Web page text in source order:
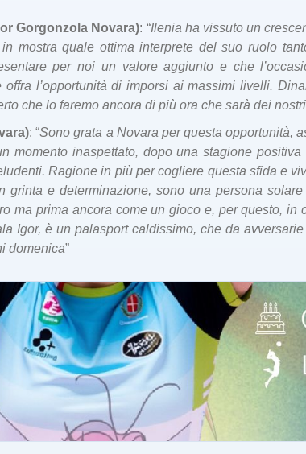
Gorgonzola Novara): “Ilenia ha vissuto un
mostra quale ottima interprete del suo ruolo
per noi un valore aggiunto e che
l’opportunità di imporsi ai massimi livelli.
che lo faremo ancora di più ora che sarà dei nostri
: “Sono grata a Novara per questa opportunità,
momento inaspettato, dopo una stagione
Ragione in più per cogliere questa sfida e
grinta e determinazione, sono una persona
ma prima ancora come un gioco e, per questo, in
Igor, è un palasport caldissimo, che da
domenica”